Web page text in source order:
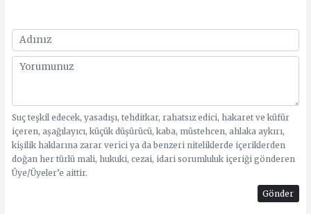
Suç teşkil edecek, yasadışı, tehditkar, rahatsız edici, hakaret ve küfür
içeren, aşağılayıcı, küçük düşürücü, kaba, müstehcen, ahlaka aykırı,
kişilik haklarına zarar verici ya da benzeri niteliklerde içeriklerden
doğan her türlü mali, hukuki, cezai, idari sorumluluk içeriği gönderen
Üye/Üyeler’e aittir.
Gönder